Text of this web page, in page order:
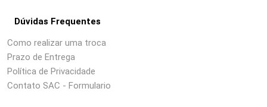
Dúvidas Frequentes
Como realizar uma troca
Prazo de Entrega
Política de Privacidade
Contato SAC - Formulario